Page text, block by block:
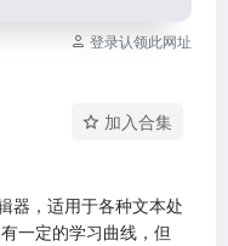
登录认领此网址
加入合集
器，适用于各种文本处
一定的学习曲线，但